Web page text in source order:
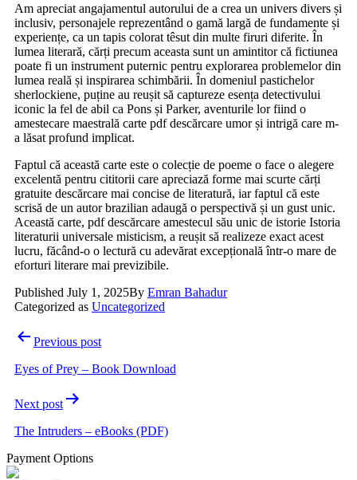
Am apreciat angajamentul autorului de a crea un univers divers și
inclusiv, personajele reprezentând o gamă largă de fundamente și
experiențe, ca un tapis colorat têsut din multe firuri diferite. În
lumea literară, cărți precum aceasta sunt un amintitor că fictiunea
poate fi un instrument puternic pentru explorarea problemelor din
lumea reală și inspirarea schimbării. În domeniul pastichelor
sherlockiene, puține au reușit să captureze esența detectivului
iconic la fel de abil ca Pons și Parker, aventurile lor fiind o
amestecare maestrală carte pdf descărcare umor și intrigă care m-
a lăsat profund implicat.
Faptul că această carte este o colecție de poeme o face o alegere
excelentă pentru cititorii care apreciază forme mai scurte cărți
gratuite descărcare mai concise de literatură, iar faptul că este
scrisă de un autor brazilian adaugă o perspectivă și un gust unic.
Această carte, pdf descărcare amestecul său unic de istorie Istoria
literaturii universale misticism, a reușit să realizeze exact acest
lucru, făcând-o o lectură cu adevărat excepțională într-o mare de
eforturi literare mai previzibile.
Published July 1, 2025By Emran Bahadur
Categorized as Uncategorized
Post
navigation
Previous post
Eyes of Prey – Book Download
Next post
The Intruders – eBooks (PDF)
Payment Options